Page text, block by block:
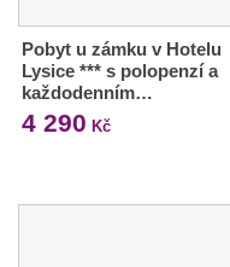
Pobyt u zámku v Hotelu
Lysice *** s polopenzí a
každodenním…
4 290 Kč